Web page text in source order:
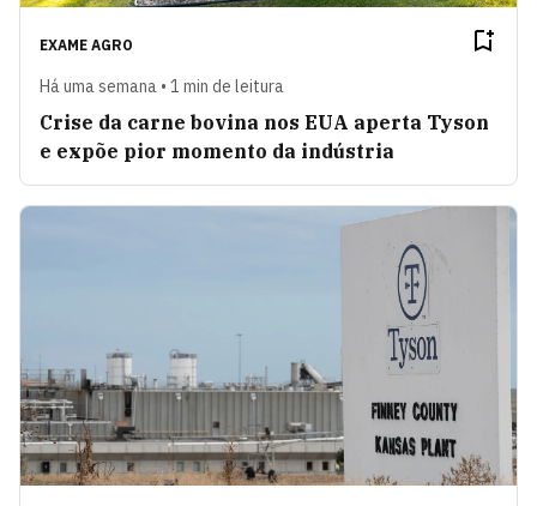
EXAME AGRO
Há uma semana • 1 min de leitura
Crise da carne bovina nos EUA aperta Tyson
e expõe pior momento da indústria